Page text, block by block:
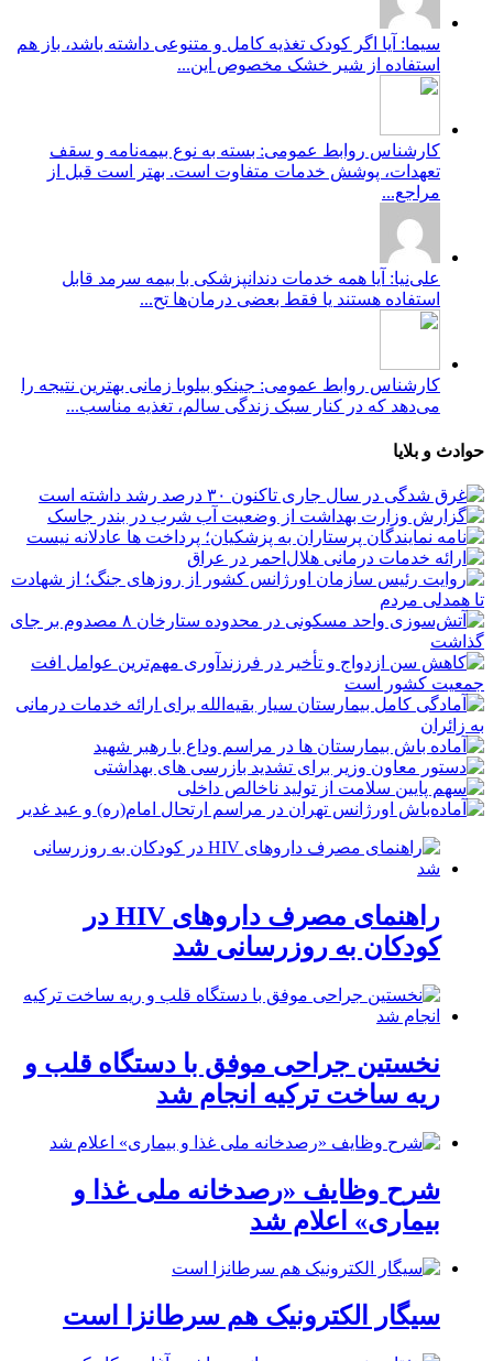
سیما: آیا اگر کودک تغذیه کامل و متنوعی داشته باشد، باز هم
استفاده از شیر خشک مخصوص این...
کارشناس روابط عمومی: بسته به نوع بیمه‌نامه و سقف
تعهدات، پوشش خدمات متفاوت است. بهتر است قبل از
مراجع...
علی‌نیا: آیا همه خدمات دندانپزشکی با بیمه سرمد قابل
استفاده هستند یا فقط بعضی درمان‌ها تح...
کارشناس روابط عمومی: جینکو بیلوبا زمانی بهترین نتیجه را
می‌دهد که در کنار سبک زندگی سالم، تغذیه مناسب...
حوادث و بلایا
راهنمای مصرف داروهای HIV در
کودکان به روزرسانی شد
نخستین جراحی موفق با دستگاه قلب و
ریه ساخت ترکیه انجام شد
شرح وظایف «رصدخانه ملی غذا و
بیماری» اعلام شد
سیگار الکترونیک هم سرطانزا است